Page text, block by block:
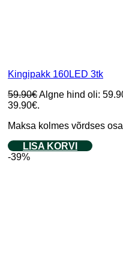
Kingipakk 160LED 3tk
59.90€Algne hind oli:
39.90€.
Maksa kolmes võrdses
LISA KORVI
-39%